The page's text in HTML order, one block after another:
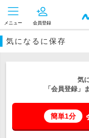
メニュー 会員登録
気になるに保存
気
「会員登録」
簡単1分